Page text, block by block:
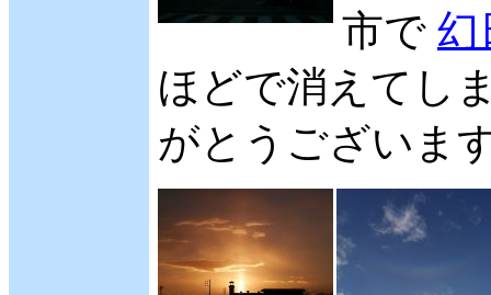
市で 幻
ほどで消えてし
がとうございま